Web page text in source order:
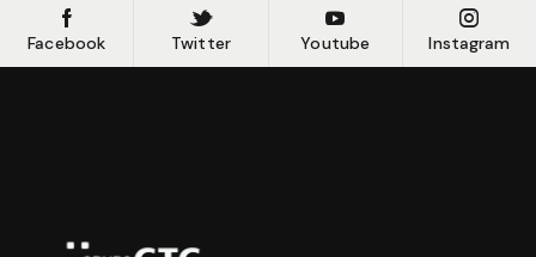
Facebook Twitter Youtube Instagram